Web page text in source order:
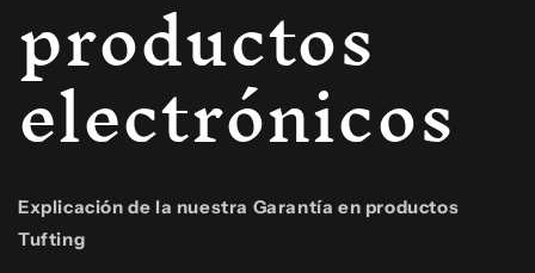
productos
electrónicos
Explicación de la nuestra Garantía en productos
Tufting